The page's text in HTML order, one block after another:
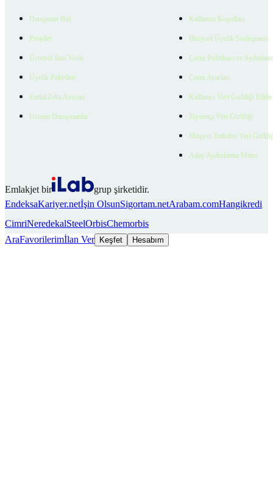
Danışman Bul
Projeler
Ücretsiz İlan Verin
Üyelik Paketleri
EmlakZeka Asistan
Uzman Danışmanlar
Kullanım Koşulları
Bireysel Üyelik Sözleşmesi
Çerez Politikası ve
Çerez Ayarları
Kullanıcı Veri Gizliliği
Ziyaretçi Veri Gizliliği
Müşteri Yetkilisi Veri
Aday Aydınlatma Metni
Emlakjet bir
grup şirketidir.
EndeksaKariyer.netİşin OlsunSigortam.netArabam.comHangikredi
CimriNeredekalSteelOrbisChemorbis
AraFavorilerimİlan Ver Keşfet Hesabım